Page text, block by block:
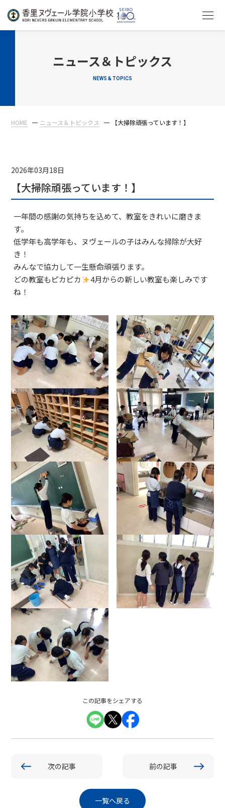
アクセス
よくあるご質問
資料請求・お問合せ
在校生・保護者の方へ
ニュース＆トピックス
NEWS & TOPICS
HOME ニュース＆トピックス 【大掃除頑張っています！】
2026年03月18日
【大掃除頑張っています！】
一年間の感謝の気持ちを込めて、教室をきれいに磨きま
す。
低学年も高学年も、ヌヴェールの子はみんな掃除が大好
き！
みんなで協力して一生懸命頑張ります。
どの教室もピカピカ
4月からの新しい教室も楽しみです
ね！
この記事をシェアする
次の記事 前の記事
一覧へ戻る